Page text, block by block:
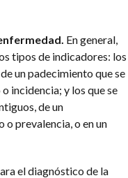
En general,
tipos de indicadores: los
un padecimiento que se
incidencia; y los que se
de un
o prevalencia, o en un
el diagnóstico de la